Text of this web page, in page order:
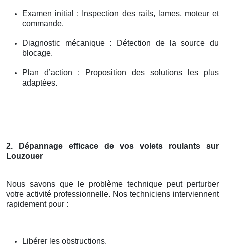
Examen initial : Inspection des rails, lames, moteur et
commande.
Diagnostic mécanique : Détection de la source du
blocage.
Plan d’action : Proposition des solutions les plus
adaptées.
2. Dépannage efficace de vos volets roulants sur
Louzouer
Nous savons que le problème technique peut perturber
votre activité professionnelle. Nos techniciens interviennent
rapidement pour :
Libérer les obstructions.